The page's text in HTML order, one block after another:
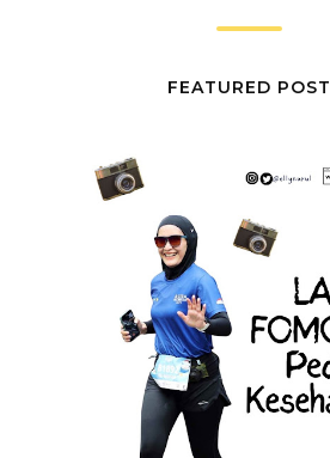
FEATURED POST